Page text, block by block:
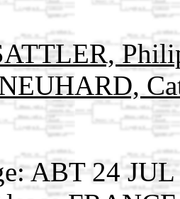
ABT 24